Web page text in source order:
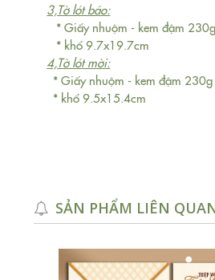
3,Tờ lót báo:
* Giấy nhuộm - kem đậm
* khổ 9.7x19.7cm
4,Tờ lót mời:
* Giấy nhuộm - kem đậm
* khổ 9.5x15.4cm
SẢN PHẨM LIÊN